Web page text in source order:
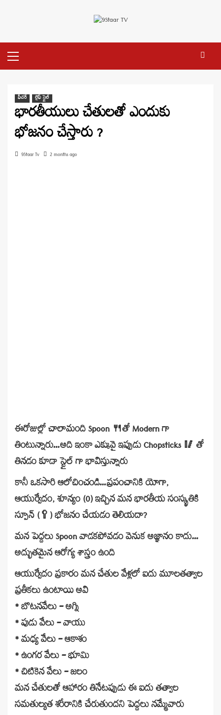
Menu
ఫీచర్ లైఫ్ స్టైల్
భారతీయులు చేతులతో ఎందుకు
భోజనం చేస్తారు ?
9Staar Tv 2 months ago
ఈరోజుల్లో చాలామంది Spoon 🍴తో Modern గా
తింటున్నారు…అది ఇంకా ఎక్కువై ఇప్పుడు Chopsticks 🥢 తో
తినడం కూడా స్టైల్ గా భావిస్తున్నారు
కానీ ఒకసారి ఆలోచించండి…ప్రపంచానికి యోగా,
ఆయుర్వేదం, శూన్యం (0) ఇచ్చిన మన భారతీయ సంస్కృతికి
స్పూన్ (🥄) భోజనం చేయడం తెలియదా?
మన పెద్దలు Spoon వాడకపోవడం వెనుక అజ్ఞానం కాదు…
అద్భుతమైన ఆరోగ్య శాస్త్రం ఉంది
ఆయుర్వేదం ప్రకారం మన చేతుల వేళ్లలో ఐదు మూలతత్వాల
ప్రతీకలు ఉంటాయి అవి
* బొటనవేలు – అగ్ని
* పుడు వేలు – వాయు
* మధ్య వేలు – ఆకాశం
* ఉంగర వేలు – భూమి
* చిటికెన వేలు – జలం
మన చేతులతో ఆహారం తినేటప్పుడు ఈ ఐదు తత్వాల
సమతుల్యత శరీరానికి చేరుతుందని పెద్దలు నమ్మేవారు